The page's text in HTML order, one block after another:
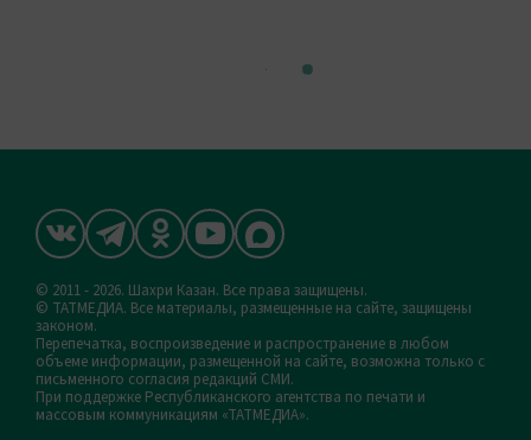
© 2011 - 2026. Шахри Казан. Все права защищены.
© ТАТМЕДИА. Все материалы, размещенные на сайте, защищены
законом.
Перепечатка, воспроизведение и распространение в любом
объеме информации, размещенной на сайте, возможна только с
письменного согласия редакций СМИ.
При поддержке Республиканского агентства по печати и
массовым коммуникациям «ТАТМЕДИА».